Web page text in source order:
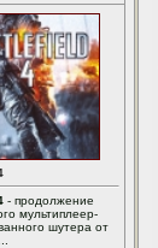
- продолжение
мультиплеер-
шутера от